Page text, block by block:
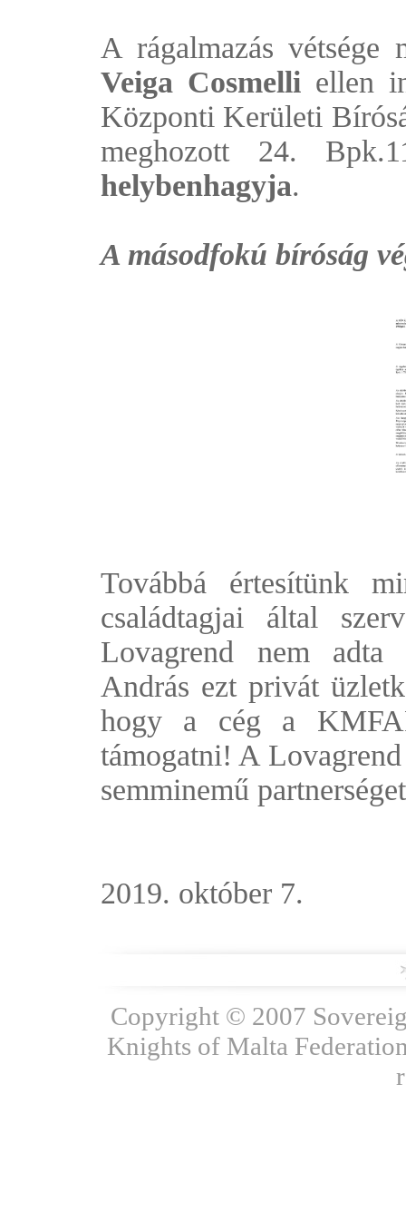
A rágalmazás
Veiga Cosmelli ellen
Központi Kerületi
meghozott 24.
helybenhagyja.
A másodfokú bíróság
Továbbá értesítünk
családtagjai által
Lovagrend nem adta
András ezt privát
hogy a cég a
támogatni! A
semminemű
2019. október 7.
Copyright © 2007
Knights of Malta